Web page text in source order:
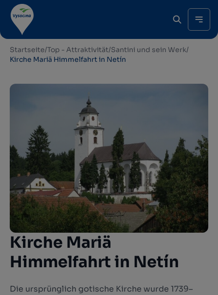
Startseite/Top - Attraktivität/Santini und sein Werk/
Kirche Mariä Himmelfahrt in Netín
Kirche Mariä
Himmelfahrt in Netín
Die ursprünglich gotische Kirche wurde 1739–